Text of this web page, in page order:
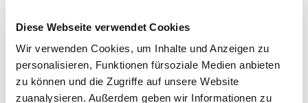
Diese Webseite verwendet Cookies
Wir verwenden Cookies, um Inhalte und Anzeigen zu
personalisieren, Funktionen fürsoziale Medien anbieten
zu können und die Zugriffe auf unsere Website
zuanalysieren. Außerdem geben wir Informationen zu
Theaterkasse
im Schauspielhaus
Oberer Schloßgarten 6
70173 Stuttgart
Montag bis Freitag 10 bis 18 Uhr